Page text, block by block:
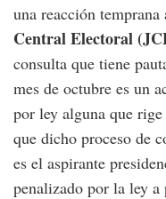
una reacción
Central Electoral
consulta que tiene
mes de octubre es un
por ley alguna que
que dicho proceso de
es el aspirante
penalizado por la ley a